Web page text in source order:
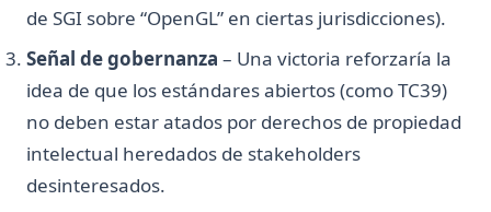
de SGI sobre “OpenGL” en ciertas jurisdicciones).
Señal de gobernanza – Una victoria reforzaría la
idea de que los estándares abiertos (como TC39)
no deben estar atados por derechos de propiedad
intelectual heredados de stakeholders
desinteresados.